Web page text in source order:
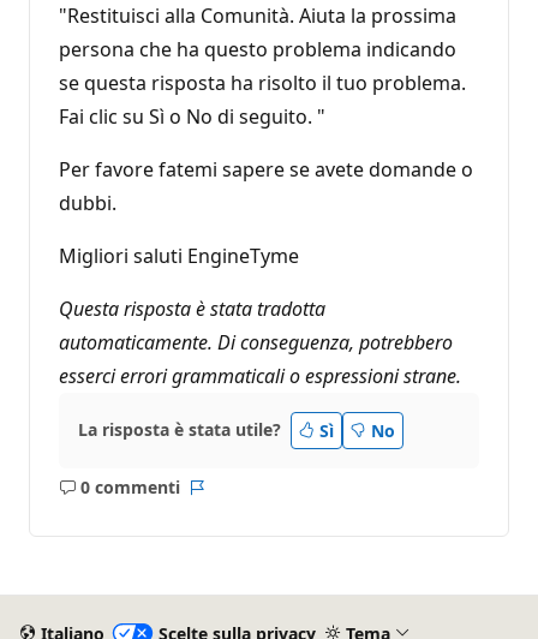
"Restituisci alla Comunità. Aiuta la prossima
persona che ha questo problema indicando
se questa risposta ha risolto il tuo problema.
Fai clic su Sì o No di seguito. "
Per favore fatemi sapere se avete domande o
dubbi.
Migliori saluti EngineTyme
Questa risposta è stata tradotta
automaticamente. Di conseguenza, potrebbero
esserci errori grammaticali o espressioni strane.
La risposta è stata utile? Sì No
0 commenti
Nessun
Italiano Scelte sulla privacy Tema